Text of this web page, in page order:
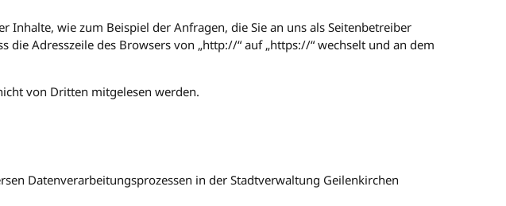
wie zum Beispiel der Anfragen, die Sie an uns als Seitenbetreiber
die Adresszeile des Browsers von „http://“ auf „https://“ wechselt und an dem
von Dritten mitgelesen werden.
Datenverarbeitungsprozessen in der Stadtverwaltung Geilenkirchen